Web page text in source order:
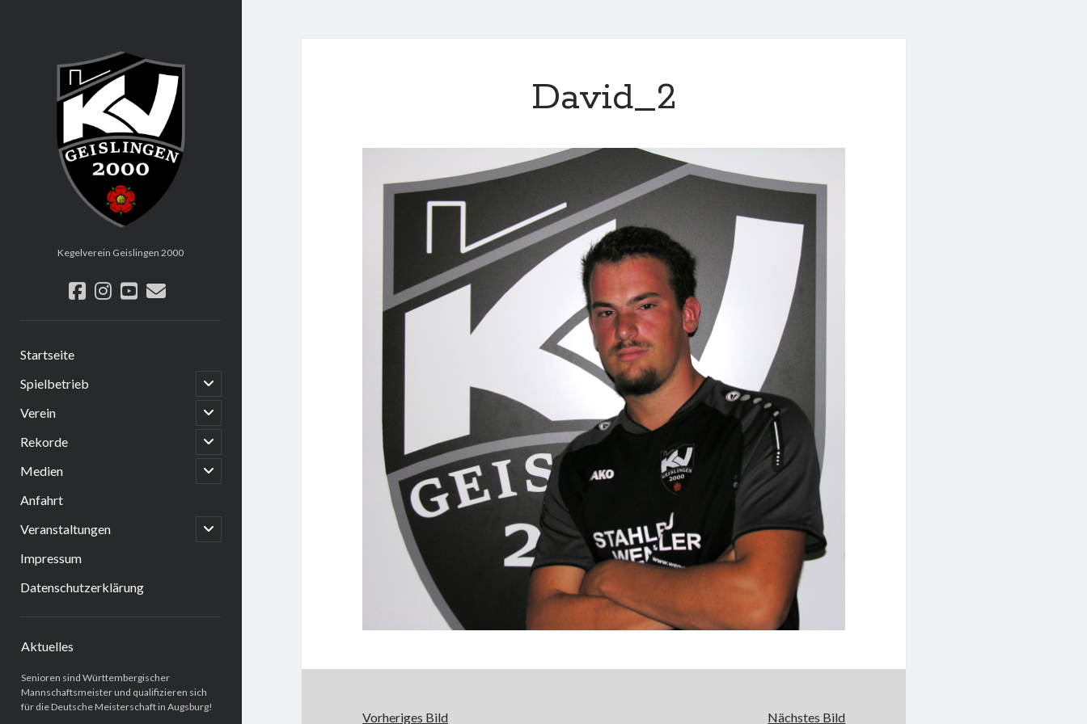
Geislingen
2000
Kegelverein Geislingen 2000
facebook
instagram
youtube
email
Startseite
Spielbetrieb
open
child
menu
Verein
open
child
menu
Rekorde
open
child
menu
Medien
open
child
Anfahrt
Veranstaltungen
open
child
Impressum
Datenschutzerklärung
Aktuelles
Senioren sind Württembergischer
Mannschaftsmeister und qualifizieren sich
für die Deutsche Meisterschaft in Augsburg!
David_2
Vorheriges Bild Nächstes Bild